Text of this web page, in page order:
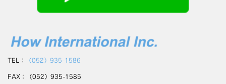
TEL： （052）935-1586
FAX：（052）935-1585